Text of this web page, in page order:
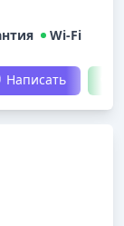
Wi-Fi
Написать